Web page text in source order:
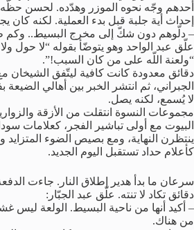
أحدهم وجّه نحوه الموزر وهدّده. لحسن حظّه
إحداث أية جلبة قبل بدء العملية. لكنه كان
– دلّوهم دون شكّ إلى مخرج البسيط.. وكم
علّق عبد الواحد وهو يتوضّأ بقوله “لا حول
“ولعنة اللّه على من كان السبب!”.
دقائق معدودة كانت كافية ليتّفق الشيخان
الجبراني، ثم انتشر الخبر بين أهالي
لا يُسمع، لكنه يصل.
مجموعات النسوة انتقلت من الأزقة
البيوت مع أولى تباشير الفجر، كعلامات
ينتظرن النهاية، ومع بصيص الضوء المتزايد
كأعلام حداد تستقبل اليوم الجديد.
سرعان ما بدأ هدير إطلاق النار. جاءت
دقائق تكاد لا تنته. علّق عبد الجبّار:
– أكيد أنها من ناحية البسيط. الولعة ليس
من هناك.